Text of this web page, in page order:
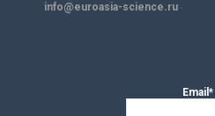
info@euroasia-science.ru
Email*